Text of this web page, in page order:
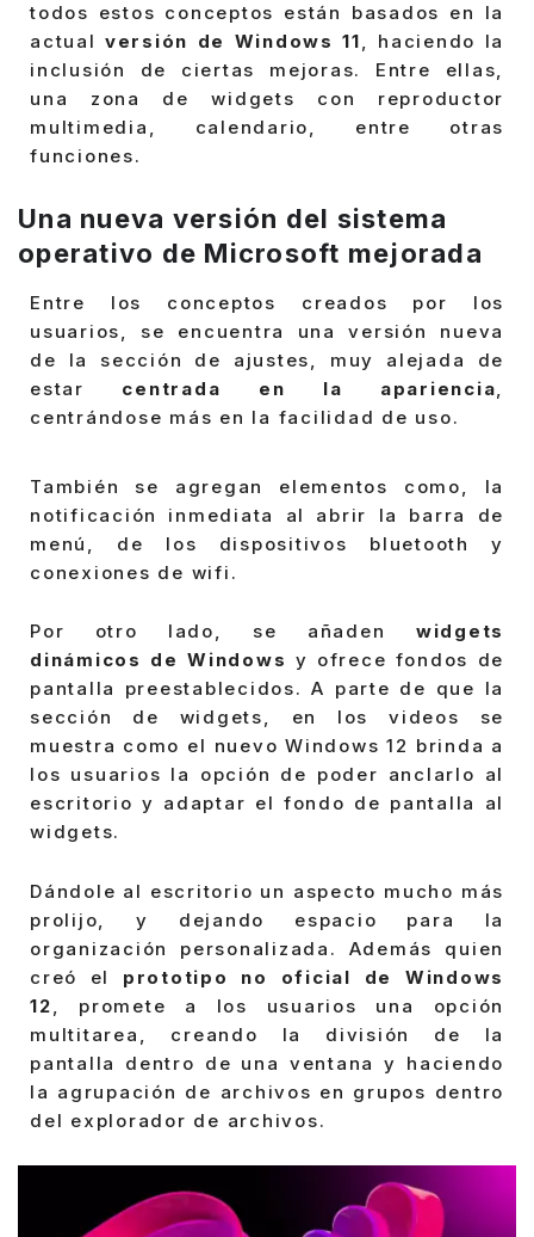
todos estos conceptos están basados en la
actual versión de Windows 11, haciendo la
inclusión de ciertas mejoras. Entre ellas,
una zona de widgets con reproductor
multimedia, calendario, entre otras
funciones.
Una nueva versión del sistema
operativo de Microsoft mejorada
Entre los conceptos creados por los
usuarios, se encuentra una versión nueva
de la sección de ajustes, muy alejada de
estar centrada en la apariencia,
centrándose más en la facilidad de uso.
También se agregan elementos como, la
notificación inmediata al abrir la barra de
menú, de los dispositivos bluetooth y
conexiones de wifi.
Por otro lado, se añaden widgets
dinámicos de Windows y ofrece fondos de
pantalla preestablecidos. A parte de que la
sección de widgets, en los videos se
muestra como el nuevo Windows 12 brinda a
los usuarios la opción de poder anclarlo al
escritorio y adaptar el fondo de pantalla al
widgets.
Dándole al escritorio un aspecto mucho más
prolijo, y dejando espacio para la
organización personalizada. Además quien
creó el prototipo no oficial de Windows
12 , promete a los usuarios una opción
multitarea, creando la división de la
pantalla dentro de una ventana y haciendo
la agrupación de archivos en grupos dentro
del explorador de archivos.